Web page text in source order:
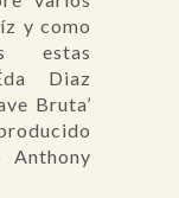
y como
estas
Diaz
Bruta’